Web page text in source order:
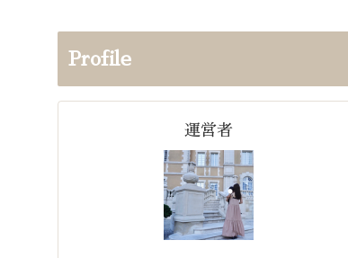
Profile
運営者